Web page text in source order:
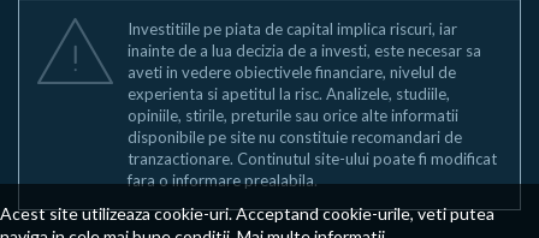
Investitiile pe piata de capital implica riscuri, iar
inainte de a lua decizia de a investi, este necesar sa
aveti in vedere obiectivele financiare, nivelul de
experienta si apetitul la risc. Analizele, studiile,
opiniile, stirile, preturile sau orice alte informatii
disponibile pe site nu constituie recomandari de
tranzactionare. Continutul site-ului poate fi modificat
fara o informare prealabila.
Acest site utilizeaza cookie-uri. Acceptand cookie-urile, veti putea